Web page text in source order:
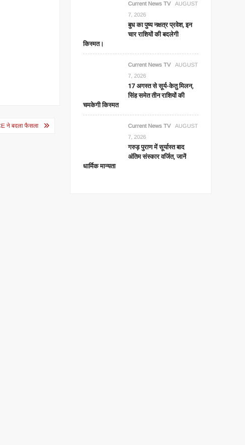
ने बदला फैसला
Current News TV
AUGUST
7, 2026
बुध का पुष्य नक्षत्र प्रवेश, इन
चार राशियों की बदलेगी
किस्मत।
Current News TV
AUGUST
7, 2026
17 अगस्त से सूर्य-केतु मिलन,
सिंह समेत तीन राशियों की
चमकेगी किस्मत
Current News TV
AUGUST
7, 2026
गरुड़ पुराण में सूर्यास्त बाद
अंतिम संस्कार वर्जित, जानें
धार्मिक मान्यता